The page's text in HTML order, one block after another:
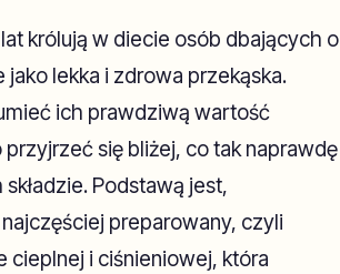
królują w diecie osób dbających o
jako lekka i zdrowa przekąska.
ich prawdziwą wartość
się bliżej, co tak naprawdę
Podstawą jest,
preparowany, czyli
cieplnej i ciśnieniowej, która